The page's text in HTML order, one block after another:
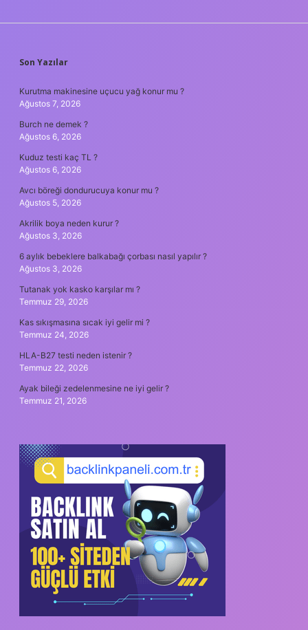
SIDEBAR
Son Yazılar
Kurutma makinesine uçucu yağ konur mu ?
Ağustos 7, 2026
Burch ne demek ?
Ağustos 6, 2026
Kuduz testi kaç TL ?
Ağustos 6, 2026
Avcı böreği dondurucuya konur mu ?
Ağustos 5, 2026
Akrilik boya neden kurur ?
Ağustos 3, 2026
6 aylık bebeklere balkabağı çorbası nasıl yapılır ?
Ağustos 3, 2026
Tutanak yok kasko karşılar mı ?
Temmuz 29, 2026
Kas sıkışmasına sıcak iyi gelir mi ?
Temmuz 24, 2026
HLA-B27 testi neden istenir ?
Temmuz 22, 2026
Ayak bileği zedelenmesine ne iyi gelir ?
Temmuz 21, 2026